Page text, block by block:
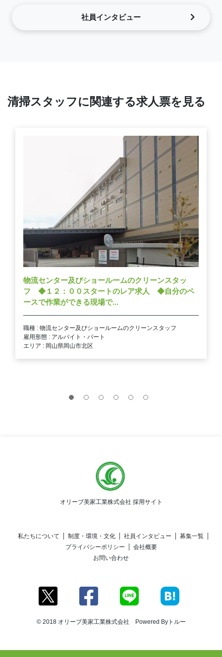
社員インタビュー
清掃スタッフに関連する求人票を見る
物流センター及びショールームのクリーンスタッ
フ ◆１２：００スタートのレア求人 ◆自分のペ
ースで作業ができる現場で...
職種 : 物流センター及びショールームのクリーンスタッフ
雇用形態 : アルバイト・パート
エリア : 岡山県岡山市北区
オリーブ美家工業株式会社 採用サイト
私たちについて 制度・環境・文化 社員インタビュー
募集一覧
プライバシーポリシー
会社概要
お問い合わせ
© 2018 オリーブ美家工業株式会社 Powered Byトルー